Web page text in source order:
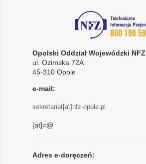
Opolski Oddział Wojewódzki NFZ
ul. Ozimska 72A
45-310 Opole
e-mail:
sekretariat[at]nfz-opole.pl
[at]=@
Adres e-doręczeń: